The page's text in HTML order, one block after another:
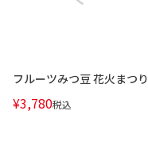
フルーツみつ豆 花火まつり
¥3,780税込